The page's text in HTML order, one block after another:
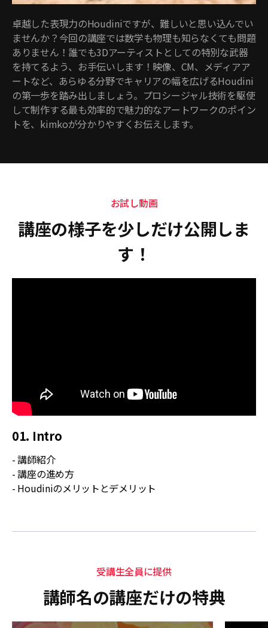
卓越した表現力のHoudiniですが、難しいと思い込んでい
ませんか？今回の講座では数学も物理も知らなくても問題
ありません！誰でも3Dアーティストとしての特別な武器
を持てるよう、お手伝いします！映像、CM、メディアア
ートなど、あらゆる分野でキャリアの幅を広げるHoudini
の第一歩を踏み出しましょう。プロシージャル技術を駆使
して制作する最も効率的で魅力的なアートワークのポイン
トを、kimkoが分かりやすくお伝えします。
お試し動画
講座の様子を少しだけ公開しま
す！
01. Intro
- 講師紹介
- 講座の進め方
- Houdiniのメリットとデメリット
受講生全員に提供
講師名の講座だけの特典